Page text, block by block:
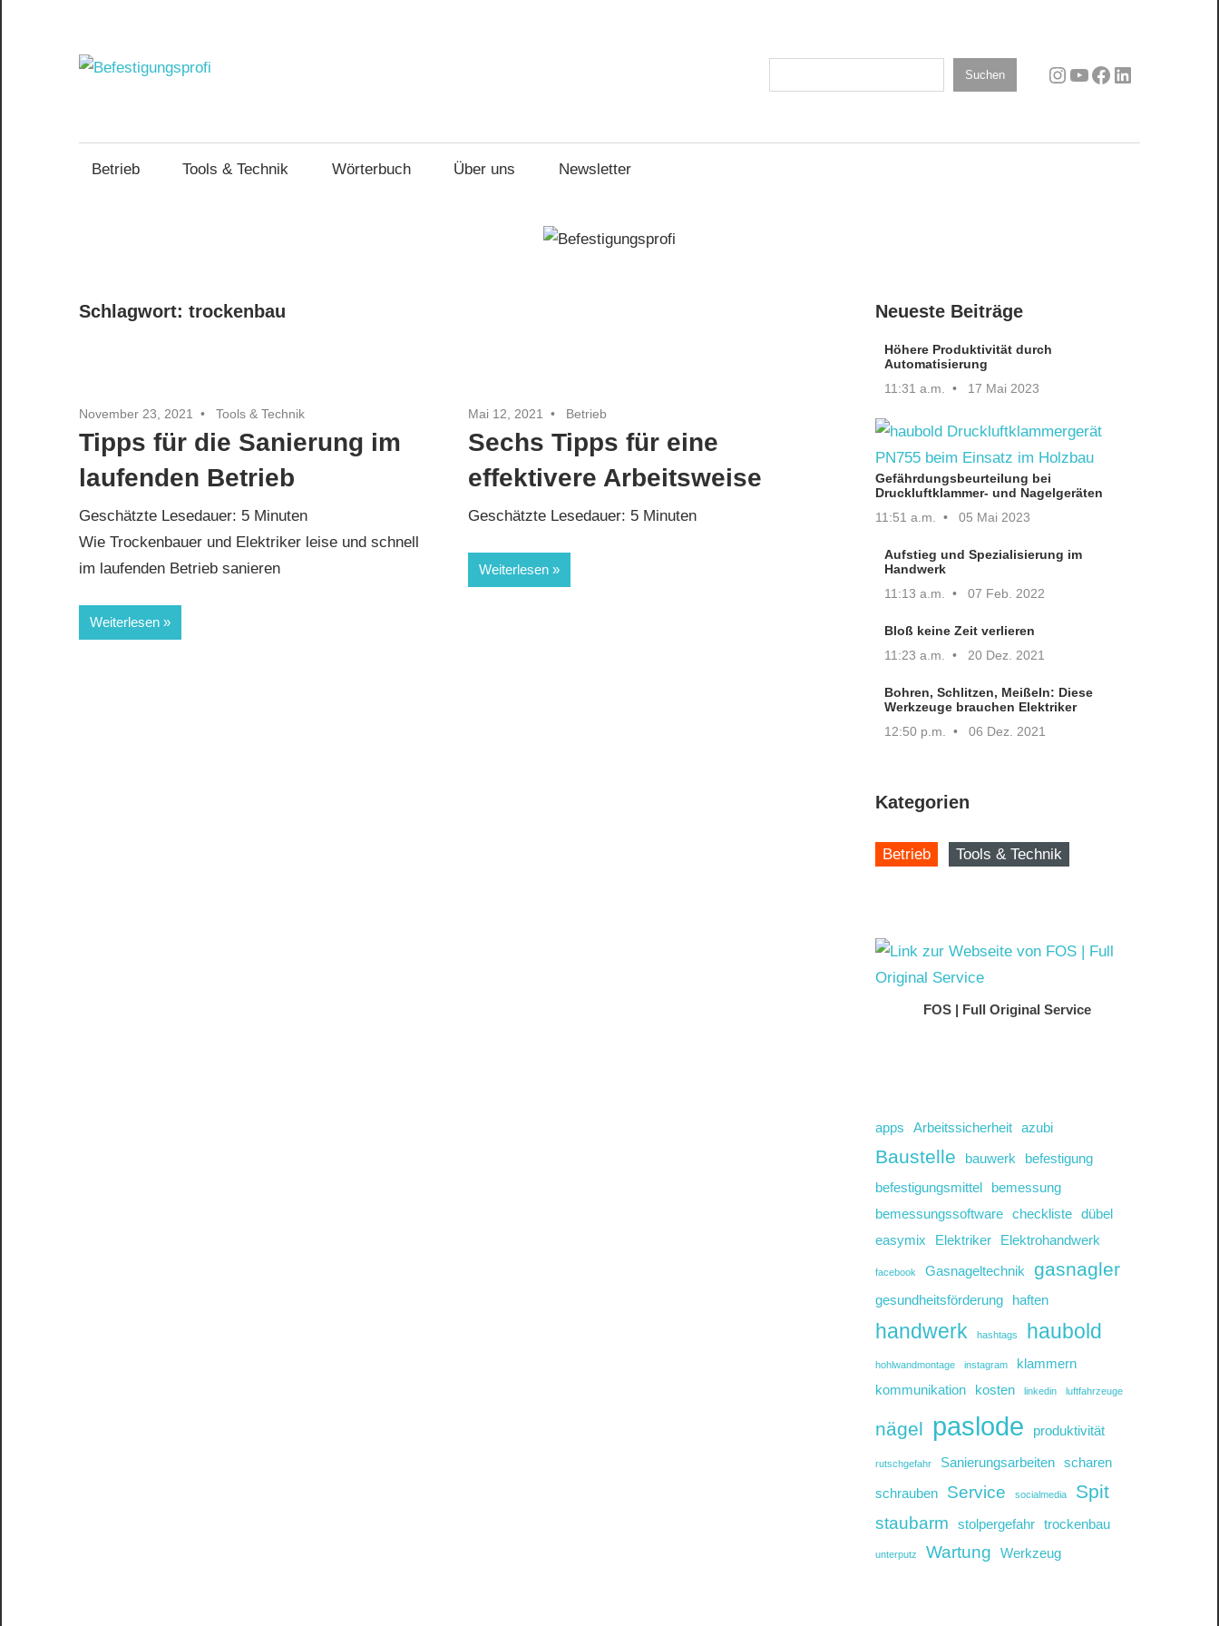
springen
und
Betriebsführung
Instagram
YouTube
Facebook
LinkedIn
Suchen
Betrieb Tools & Technik Wörterbuch Über uns Newsletter
Schlagwort: trockenbau
November 23, 2021 Tools & Technik
Tipps für die Sanierung im
laufenden Betrieb
Geschätzte Lesedauer: 5 Minuten
Wie Trockenbauer und Elektriker leise und schnell
im laufenden Betrieb sanieren
Weiterlesen
Mai 12, 2021 Betrieb
Sechs Tipps für eine
effektivere Arbeitsweise
Geschätzte Lesedauer: 5 Minuten
Weiterlesen
Neueste Beiträge
Höhere Produktivität durch
Automatisierung
11:31 a.m.
17 Mai 2023
Gefährdungsbeurteilung bei
Druckluftklammer- und Nagelgeräten
11:51 a.m.
05 Mai 2023
Aufstieg und Spezialisierung im
Handwerk
11:13 a.m.
07 Feb. 2022
Bloß keine Zeit verlieren
11:23 a.m.
20 Dez. 2021
Bohren, Schlitzen, Meißeln: Diese
Werkzeuge brauchen Elektriker
12:50 p.m.
06 Dez. 2021
Kategorien
Betrieb Tools & Technik
FOS | Full Original Service
apps Arbeitssicherheit azubi
Baustelle bauwerk
befestigung
befestigungsmittel
bemessung
bemessungssoftware
checkliste
dübel
easymix
Elektriker Elektrohandwerk
facebook Gasnageltechnik gasnagler
gesundheitsförderung haften
handwerk hashtags haubold
hohlwandmontage instagram
klammern
kommunikation
kosten linkedin luftfahrzeuge
nägel paslode produktivität
rutschgefahr Sanierungsarbeiten
scharen
schrauben
Service socialmedia Spit
staubarm stolpergefahr trockenbau
unterputz Wartung Werkzeug